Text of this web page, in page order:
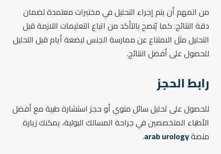
من المهم أن يتم إجراء التحليل في مختبرات معتمدة لضمان
دقة النتائج. كما يُنصح بالتأكد من اتباع التعليمات اللازمة قبل
التحليل مثل الامتناع عن ممارسة الجنس لبضعة أيام قبل التحليل
للحصول على أفضل النتائج.
رابط الحجز
للحصول على تحليل سائل منوي أو حجز استشارة طبية مع أفضل
الأطباء المتخصصين في جراحة المسالك البولية، يمكنك زيارة
منصةarab urology
.